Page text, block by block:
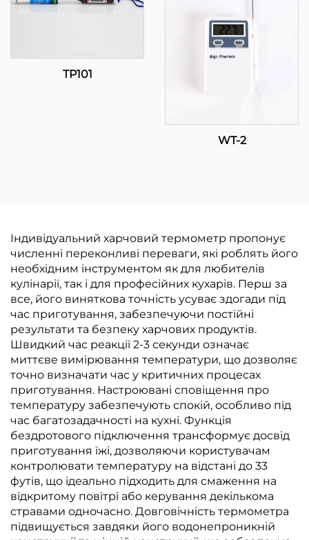
TP101
WT-2
Індивідуальний харчовий термометр пропонує
численні переконливі переваги, які роблять його
необхідним інструментом як для любителів
кулінарії, так і для професійних кухарів. Перш за
все, його виняткова точність усуває здогади під
час приготування, забезпечуючи постійні
результати та безпеку харчових продуктів.
Швидкий час реакції 2-3 секунди означає
миттєве вимірювання температури, що дозволяє
точно визначати час у критичних процесах
приготування. Настроювані сповіщення про
температуру забезпечують спокій, особливо під
час багатозадачності на кухні. Функція
бездротового підключення трансформує досвід
приготування їжі, дозволяючи користувачам
контролювати температуру на відстані до 33
футів, що ідеально підходить для смаження на
відкритому повітрі або керування декількома
стравами одночасно. Довговічність термометра
підвищується завдяки його водонепроникній